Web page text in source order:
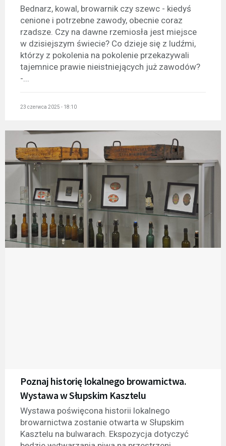
Bednarz, kowal, browarnik czy szewc - kiedyś
cenione i potrzebne zawody, obecnie coraz
rzadsze. Czy na dawne rzemiosła jest miejsce
w dzisiejszym świecie? Co dzieje się z ludźmi,
którzy z pokolenia na pokolenie przekazywali
tajemnice prawie nieistniejących już zawodów?
-...
23 czerwca 2025 - 18:10
Poznaj historię lokalnego browarnictwa.
Wystawa w Słupskim Kasztelu
Wystawa poświęcona historii lokalnego
browarnictwa zostanie otwarta w Słupskim
Kasztelu na bulwarach. Ekspozycja dotyczyć